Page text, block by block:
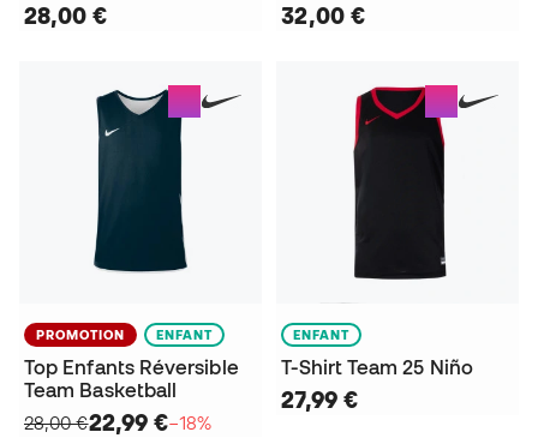
28,00 € 32,00 €
PROMOTION ENFANT
Top Enfants Réversible
Team Basketball
28,00 €22,99 €−18%
ENFANT
T-Shirt Team 25 Niño
27,99 €